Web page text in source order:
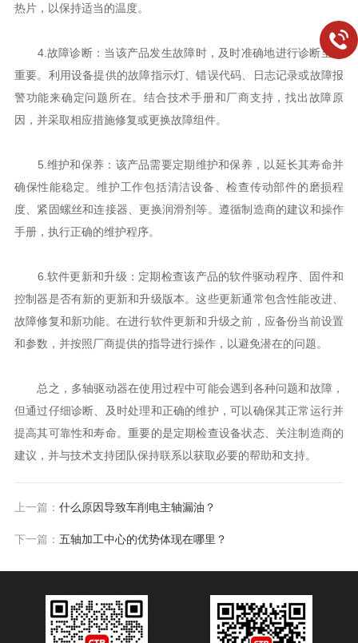
热片，以保持适当的温度。
4.故障诊断：当该产品发生故障时，及时准确地进行诊断至关
重要。利用设备提供的故障指示灯、错误代码、日志记录或故障报
警功能来确定问题所在。结合技术手册和厂商支持，找出故障原
因，并采取相应措施修复或更换故障组件。
5.维护和保养：该产品需要定期维护和保养，以延长其寿命并
确保性能稳定。维护工作包括清洁设备、检查传动部件的磨损程
度、紧固螺丝和连接器、更换润滑剂等。遵循制造商的建议和操作
手册，执行正确的维护程序。
6.软件更新和升级：定期检查该产品的软件驱动程序、固件和
控制器是否有新的更新和升级版本。这些更新通常包含性能改进、
故障修复和新功能。在进行软件更新和升级之前，应备份当前设置
和参数，并按照厂商提供的指导进行操作，以避免潜在的问题。
总之，多轴驱动器在使用过程中可能会遇到各种问题和故障，
但通过仔细诊断、及时处理和正确的维护，可以确保其正常运行并
提高其可靠性和寿命。重要的是定期检查设备状态、关注制造商的
建议，并与技术支持团队保持联系以获取必要的帮助和支持。
上一篇： 什么原因导致车削电主轴漏油？
下一篇： 五轴加工中心的优势体现在哪里？